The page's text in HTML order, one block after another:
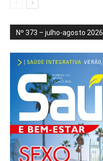
Nº 373 – julho-agosto 2026